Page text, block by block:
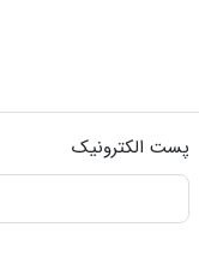
پست الکترونیک